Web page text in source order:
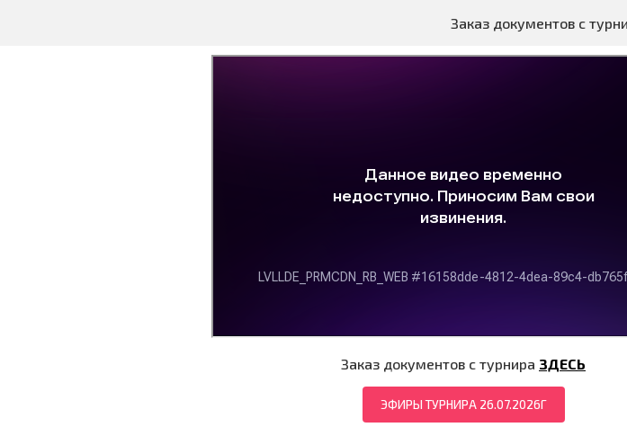
Заказ документов с
Заказ документов с турнира ЗДЕСЬ
ЭФИРЫ ТУРНИРА 26.07.2026Г